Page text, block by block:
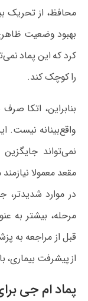
محافظ، از تحریک
بهبود وضعیت
کرد که این پماد
را کوچک کند.
بنابراین، اتکا
واقع‌بینانه
نمی‌تواند
مقعد معمولا
در موارد
مرحله، بیشتر به
قبل از مراجعه به
از پیشرفت
پماد ام جی